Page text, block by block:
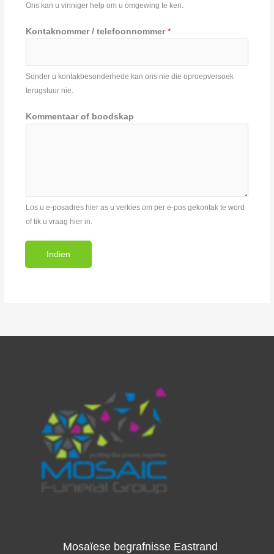
Ons kan u vinniger help om u omgewing te ken.
Kontaknommer / telefoonnommer*
Sonder u kontakbesonderhede kan ons nie die oproepversoek
terugstuur nie.
Kommentaar of boodskap
Los u e-posadres hier as u verkies om per e-pos gekontak te word
of tik u vraag hier in.
Indien
Mosaïese begrafnisse Eastrand